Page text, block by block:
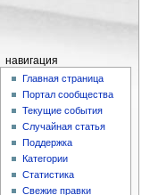
навигация
Главная страница
Портал сообщества
Текущие события
Случайная статья
Поддержка
Категории
Статистика
Свежие правки